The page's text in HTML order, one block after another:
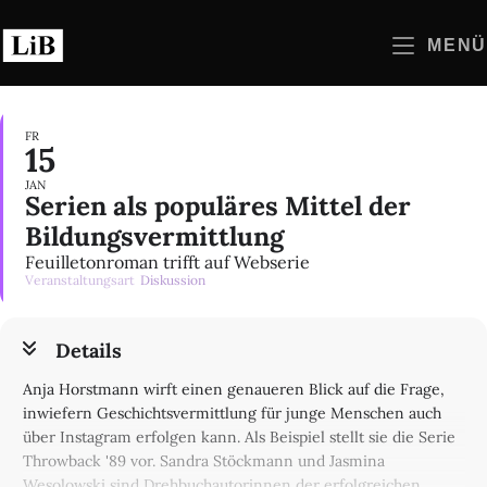
Inhalt
springen
MENÜ
FR
15
JAN
Serien als populäres Mittel der
Bildungsvermittlung
Feuilletonroman trifft auf Webserie
Veranstaltungsart Diskussion
Details
Anja Horstmann wirft einen genaueren Blick auf die Frage,
inwiefern Geschichtsvermittlung für junge Menschen auch
über Instagram erfolgen kann. Als Beispiel stellt sie die Serie
Throwback '89 vor. Sandra Stöckmann und Jasmina